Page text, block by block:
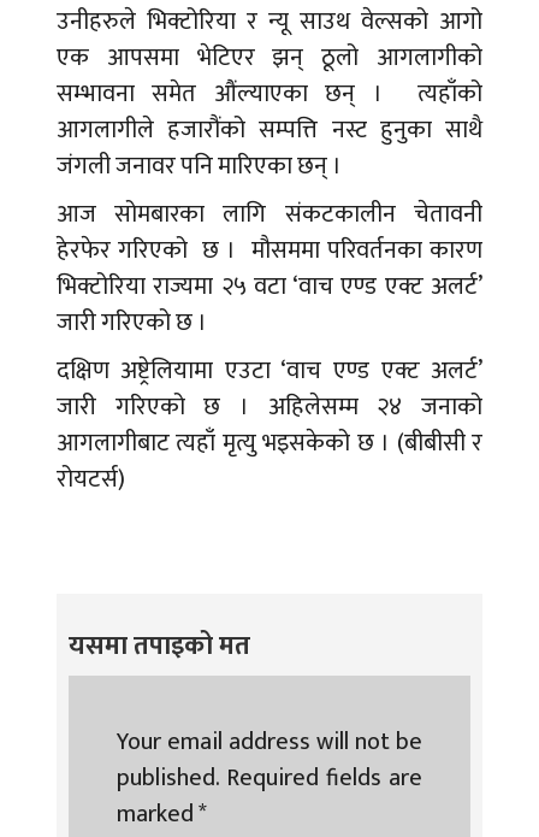
उनीहरुले भिक्टोरिया र न्यू साउथ वेल्सको आगो
एक आपसमा भेटिएर झन् ठूलो आगलागीको
सम्भावना समेत औंल्याएका छन् । त्यहाँको
आगलागीले हजारौंको सम्पत्ति नस्ट हुनुका साथै
जंगली जनावर पनि मारिएका छन् ।
आज सोमबारका लागि संकटकालीन चेतावनी
हेरफेर गरिएको छ । मौसममा परिवर्तनका कारण
भिक्टोरिया राज्यमा २५ वटा ‘वाच एण्ड एक्ट अलर्ट’
जारी गरिएको छ ।
दक्षिण अष्ट्रेलियामा एउटा ‘वाच एण्ड एक्ट अलर्ट’
जारी गरिएको छ । अहिलेसम्म २४ जनाको
आगलागीबाट त्यहाँ मृत्यु भइसकेको छ । (बीबीसी र
रोयटर्स)
यसमा तपाइको मत
Your email address will not be
published. Required fields are
marked*